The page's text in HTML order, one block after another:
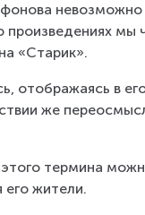
невозможно
произведениях мы
«Старик».
отображаясь в
же
термина
его жители.